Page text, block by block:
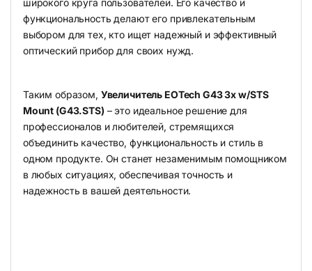
функциональность делают его привлекательным
выбором для тех, кто ищет надежный и эффективный
оптический прибор для своих нужд.
Таким образом, Увеличитель EOTech G43 3х w/STS
Mount (G43.STS) – это идеальное решение для
профессионалов и любителей, стремящихся
объединить качество, функциональность и стиль в
одном продукте. Он станет незаменимым помощником
в любых ситуациях, обеспечивая точность и
надежность в вашей деятельности.